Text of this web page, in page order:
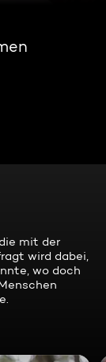
mit der
wird dabei,
wo doch